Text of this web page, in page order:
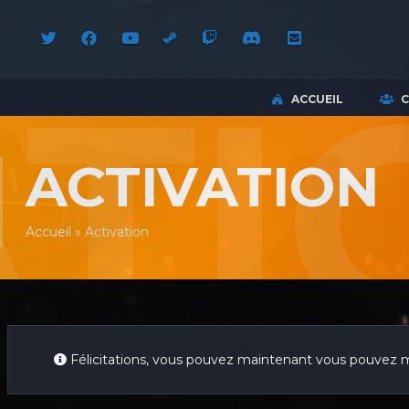
ACCUEIL
ACTIVATION
Accueil » Activation
Félicitations, vous pouvez maintenant vous